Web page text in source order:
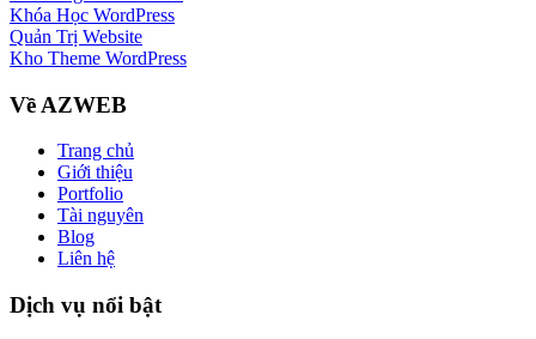
Khóa Học WordPress
Quản Trị Website
Kho Theme WordPress
Về AZWEB
Trang chủ
Giới thiệu
Portfolio
Tài nguyên
Blog
Liên hệ
Dịch vụ nổi bật